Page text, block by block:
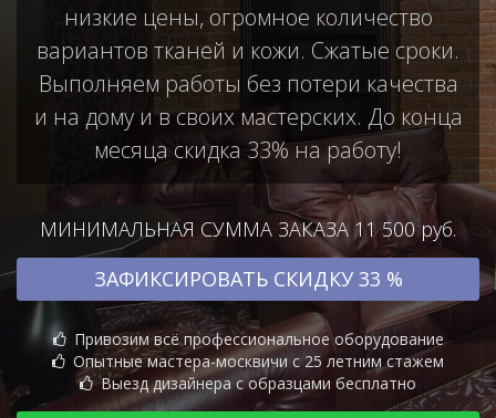
низкие цены, огромное количество
вариантов тканей и кожи. Сжатые сроки.
Выполняем работы без потери качества
и на дому и в своих мастерских. До конца
месяца скидка 33% на работу!
МИНИМАЛЬНАЯ СУММА ЗАКАЗА 11 500 руб.
ЗАФИКСИРОВАТЬ СКИДКУ 33 %
Привозим всё профессиональное оборудование
Опытные мастера-москвичи с 25 летним стажем
Выезд дизайнера с образцами бесплатно